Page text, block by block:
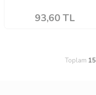
93,60TL
Toplam 15